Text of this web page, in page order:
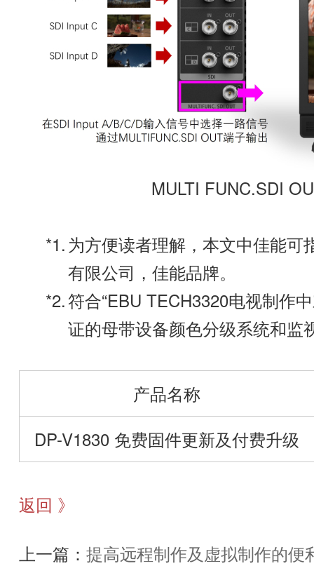
MULTI FUNC.SDI
为方便读者理解，本文中佳能
有限公司，佳能品牌。
符合“EBU TECH3320电视制作
证的母带设备颜色分级系统和监
产品名称
DP-V1830 免费固件更新及付费升级
返回 》
上一篇： 提高远程制作及虚拟制作的